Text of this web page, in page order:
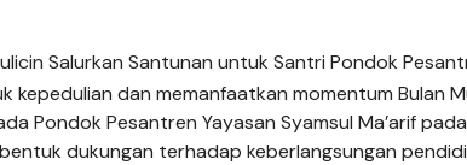
kepedulian dan memanfaatkan momentum Bulan
Pondok Pesantren Yayasan Syamsul Ma’arif
dukungan terhadap keberlangsungan